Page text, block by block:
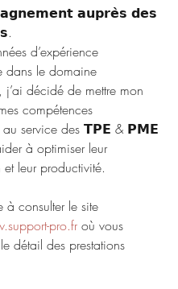
𝗮𝘂𝗽𝗿𝗲̀𝘀 𝗱𝗲𝘀
d’expérience
dans le domaine
j’ai décidé de mettre mon
compétences
au service des 𝗧𝗣𝗘 & 𝗣𝗠𝗘
à optimiser leur
leur productivité.
à consulter le site
pro.fr où vous
détail des prestations